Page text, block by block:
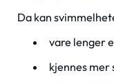
Da kan
vare lenger
kjennes mer